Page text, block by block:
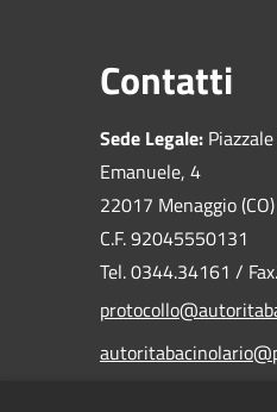
Contatti
Sede Legale:
Emanuele, 4
22017 Menaggio (CO)
C.F. 92045550131
Tel. 0344.34161 /